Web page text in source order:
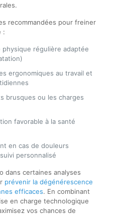
recommandées pour freiner
:
régulière adaptée
ergonomiques au travail et
brusques ou les charges
favorable à la santé
en cas de douleurs
personnalisé
dans certaines analyses
prévenir la dégénérescence
efficaces. En combinant
en charge technologique
vos chances de